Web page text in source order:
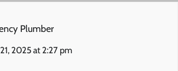
Plumber
2025 at 2:27 pm